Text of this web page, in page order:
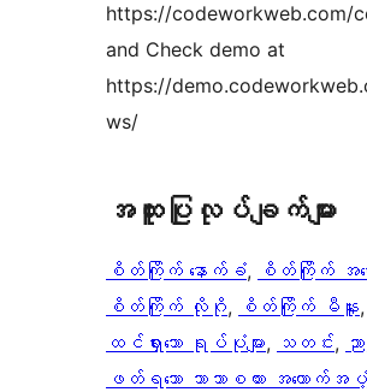
https://codeworkweb.com/
and Check demo at
https://
ws/
အ​ထူး​ပြု​လုပ်​ချက်​များ
စိတ်ကြိုက် နောက်ခံ, စိတ်ကြိုက် အရေ
စိတ်ကြိုက် လိုဂို, စိတ်ကြိုက် မီနူး,
ထင်ရှားသော ရုပ်ပုံများ, သတင်း,
ဖတ်ရသော ဘာသာစကား အထောက်အပံ့